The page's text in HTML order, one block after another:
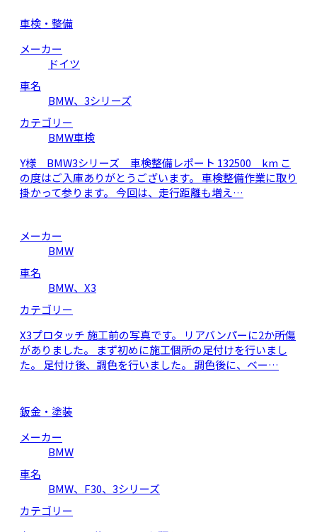
車検・整備
メーカー
ドイツ
車名
BMW、3シリーズ
カテゴリー
BMW車検
Y様 BMW3シリーズ 車検整備レポート 132500 km こ
の度はご入庫ありがとうございます。 車検整備作業に取り
掛かって参ります。 今回は、走行距離も増え…
メーカー
BMW
車名
BMW、X3
カテゴリー
X3プロタッチ 施工前の写真です。 リアバンパーに2か所傷
がありました。 まず初めに施工個所の足付けを行いまし
た。 足付け後、調色を行いました。 調色後に、ベー…
鈑金・塗装
メーカー
BMW
車名
BMW、F30、3シリーズ
カテゴリー